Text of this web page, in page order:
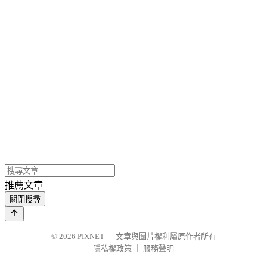
推薦文章
關閉搜尋
© 2026 PIXNET
文章與圖片權利屬原作者所有
隱私權政策
服務聲明